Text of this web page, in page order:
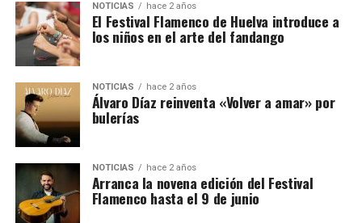
NOTICIAS hace 2 años
El Festival Flamenco de Huelva introduce a
los niños en el arte del fandango
NOTICIAS hace 2 años
Álvaro Díaz reinventa «Volver a amar» por
bulerías
NOTICIAS hace 2 años
Arranca la novena edición del Festival
Flamenco hasta el 9 de junio